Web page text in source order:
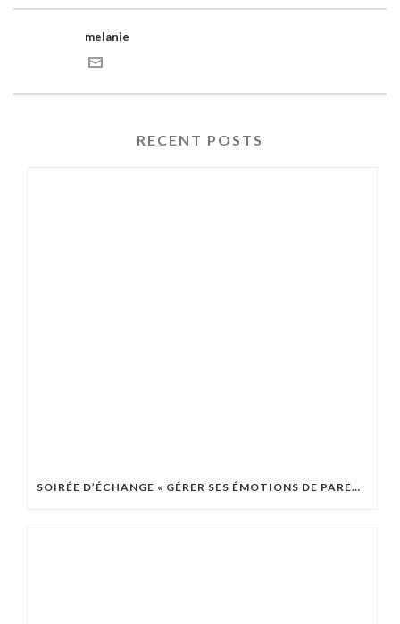
melanie
RECENT POSTS
SOIRÉE D’ÉCHANGE « GÉRER SES ÉMOTIONS DE PARENTS » – JEUDI 2 AVRIL À 18H30